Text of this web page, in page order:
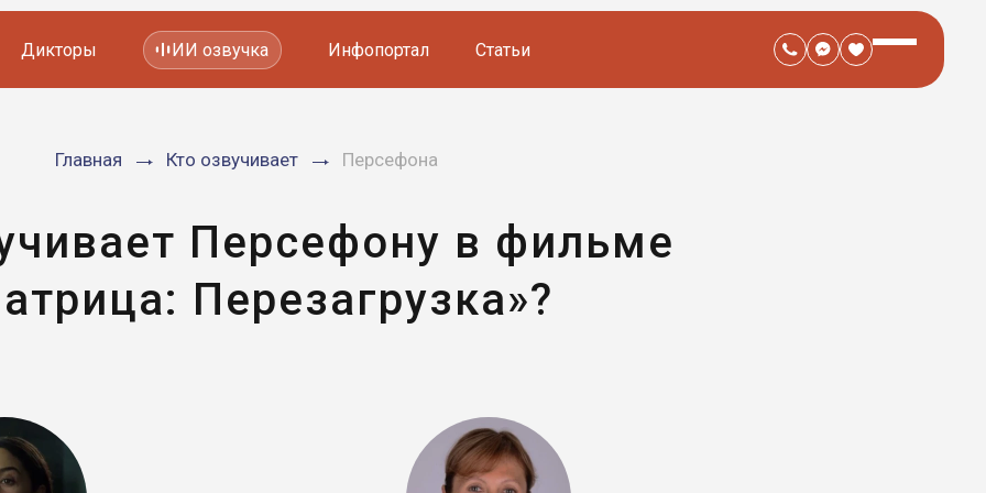
Мультфильмов
Дикторы ИИ озвучка Инфопортал Статьи
Главная Кто озвучивает Персефона
Персефону в фильме
Перезагрузка»?